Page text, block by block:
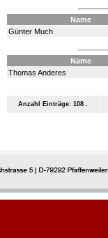
Name
Günter Much
Name
Thomas Anderes
Anzahl Einträge: 108 .